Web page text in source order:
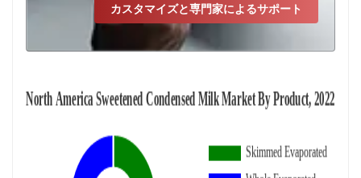
カスタマイズと専門家によるサポート